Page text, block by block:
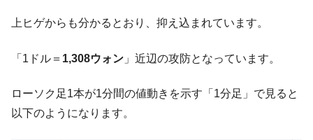
に韓国がいっちょがみしたのでは。
は韓国で『BYD』車は売れている。6カ月で対前年同期比
『Money1』
在韓米国大使スティールが着韓！⇒ さっそ
く空港に詰めかけ「出て行け！」「極右勢力」のプラカー
上ヒゲからも分かるとおり、抑え込まれています。
「1ドル＝ 1,308ウォン 」近辺の攻防となっています。
ローソク足1本が1分間の値動きを示す「1分足」で見ると
以下のようになります。